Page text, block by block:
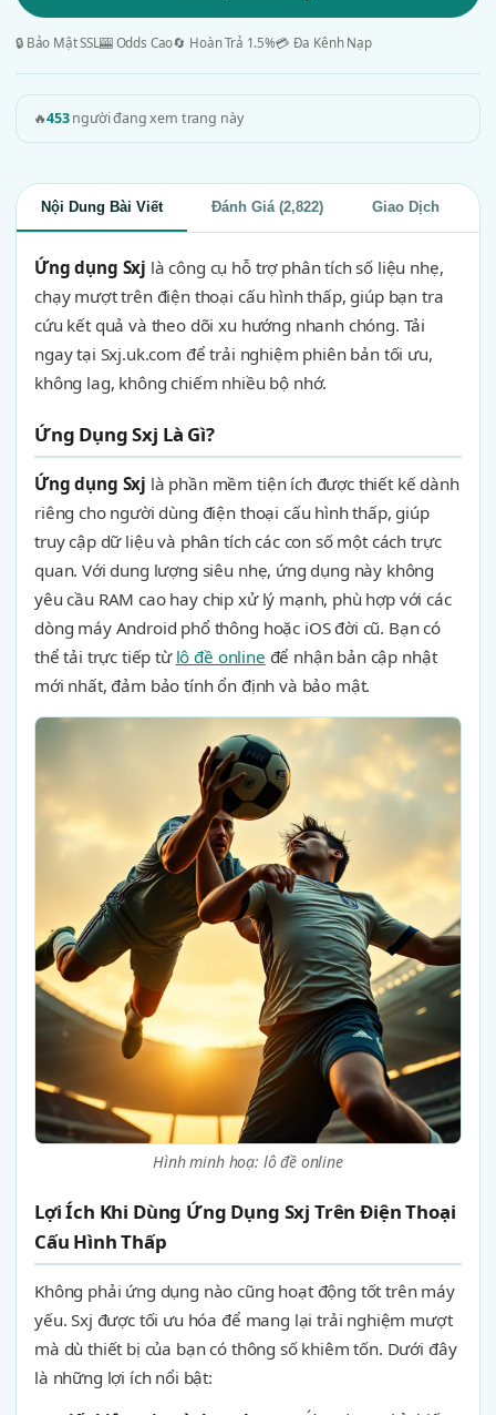
🔒 Bảo Mật SSL🎰 Odds Cao🔄 Hoàn Trả 1.5%💳 Đa Kênh Nạp
🔥453người đang xem trang này
Nội Dung Bài Viết Đánh Giá (2,822) Giao Dịch
Ứng dụng Sxj là công cụ hỗ trợ phân tích số liệu nhẹ,
chạy mượt trên điện thoại cấu hình thấp, giúp bạn tra
cứu kết quả và theo dõi xu hướng nhanh chóng. Tải
ngay tại Sxj.uk.com để trải nghiệm phiên bản tối ưu,
không lag, không chiếm nhiều bộ nhớ.
Ứng Dụng Sxj Là Gì?
Ứng dụng Sxj là phần mềm tiện ích được thiết kế dành
riêng cho người dùng điện thoại cấu hình thấp, giúp
truy cập dữ liệu và phân tích các con số một cách trực
quan. Với dung lượng siêu nhẹ, ứng dụng này không
yêu cầu RAM cao hay chip xử lý mạnh, phù hợp với các
dòng máy Android phổ thông hoặc iOS đời cũ. Bạn có
thể tải trực tiếp từ lô đề online để nhận bản cập nhật
mới nhất, đảm bảo tính ổn định và bảo mật.
Hình minh hoạ: lô đề online
Lợi Ích Khi Dùng Ứng Dụng Sxj Trên Điện Thoại
Cấu Hình Thấp
Không phải ứng dụng nào cũng hoạt động tốt trên máy
yếu. Sxj được tối ưu hóa để mang lại trải nghiệm mượt
mà dù thiết bị của bạn có thông số khiêm tốn. Dưới đây
là những lợi ích nổi bật: